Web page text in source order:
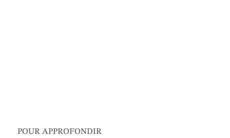
POUR APPROFONDIR